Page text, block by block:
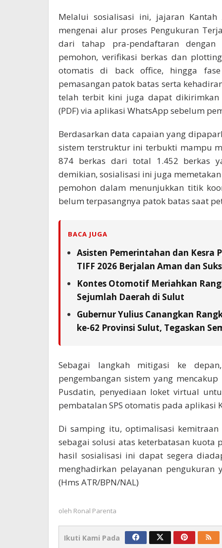
Melalui sosialisasi ini, jajaran Kantah
mengenai alur proses Pengukuran
dari tahap pra-pendaftaran
pemohon, verifikasi berkas dan
otomatis di back office, hingga
pemasangan patok batas serta
telah terbit kini juga dapat
(PDF) via aplikasi WhatsApp sebelum
Berdasarkan data capaian yang
sistem terstruktur ini terbukti mampu
874 berkas dari total 1.452 berkas
demikian, sosialisasi ini juga
pemohon dalam menunjukkan titik
belum terpasangnya patok batas saat
BACA JUGA
Asisten Pemerintahan dan Kesra
TIFF 2026 Berjalan Aman dan
Kontes Otomotif Meriahkan
Sejumlah Daerah di Sulut
Gubernur Yulius Canangkan
ke-62 Provinsi Sulut, Tegaskan
Sebagai langkah mitigasi ke
pengembangan sistem yang
Pusdatin, penyediaan loket virtual
pembatalan SPS otomatis pada aplikasi
Di samping itu, optimalisasi kemitraan
sebagai solusi atas keterbatasan kuota
hasil sosialisasi ini dapat segera
menghadirkan pelayanan
(Hms ATR/BPN/NAL)
oleh Ronal Parenta
Ikuti Kami Pada